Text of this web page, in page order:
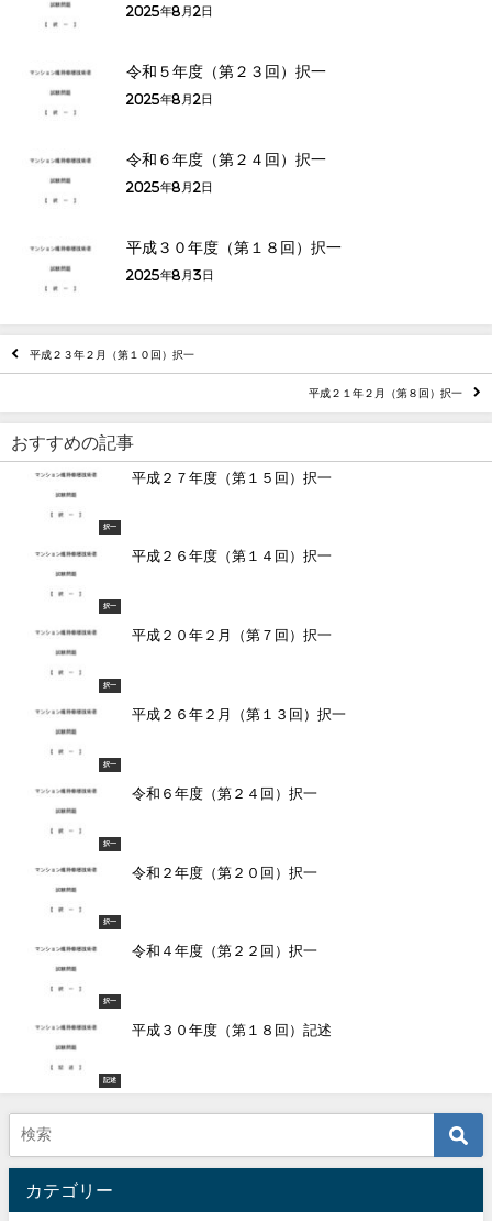
2025年8月2日
令和５年度（第２３回）択一
2025年8月2日
令和６年度（第２４回）択一
2025年8月2日
平成３０年度（第１８回）択一
2025年8月3日
平成２３年２月（第１０回）択一
平成２１年２月（第８回）択一
おすすめの記事
択一
平成２７年度（第１５回）択一
択一
平成２６年度（第１４回）択一
択一
平成２０年２月（第７回）択一
択一
平成２６年２月（第１３回）択一
択一
令和６年度（第２４回）択一
択一
令和２年度（第２０回）択一
択一
令和４年度（第２２回）択一
記述
平成３０年度（第１８回）記述
カテゴリー